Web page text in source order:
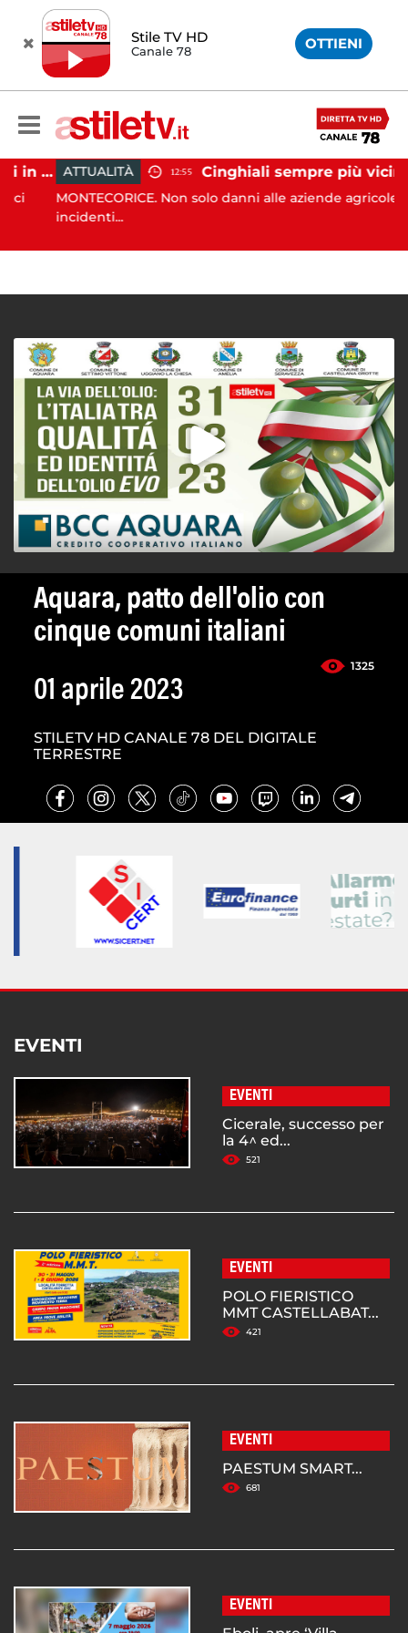
Stile TV HD
Canale 78 OTTIENI
Tramonti, 19 scout dispersi in montagna salvati dai vigili del fuoco ATTUALITÀ 12:55
MONTECORICE. Non solo danni alle aziende agricole e
incidenti...
Aquara, patto dell'olio con
cinque comuni italiani
1325
01 aprile 2023
STILETV HD CANALE 78 DEL DIGITALE
TERRESTRE
EVENTI
EVENTI
Cicerale, successo per
la 4^ ed...
521
EVENTI
POLO FIERISTICO
MMT CASTELLABAT...
421
EVENTI
PAESTUM SMART...
681
EVENTI